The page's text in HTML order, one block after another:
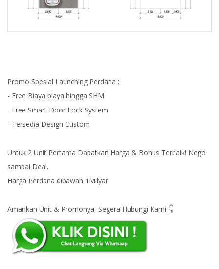
Promo Spesial Launching Perdana :
- Free Biaya biaya hingga SHM
- Free Smart Door Lock System
- Tersedia Design Custom
Untuk 2 Unit Pertama Dapatkan Harga & Bonus Terbaik! Nego
sampai Deal.
Harga Perdana dibawah 1Milyar
Amankan Unit & Promonya, Segera Hubungi Kami 👇